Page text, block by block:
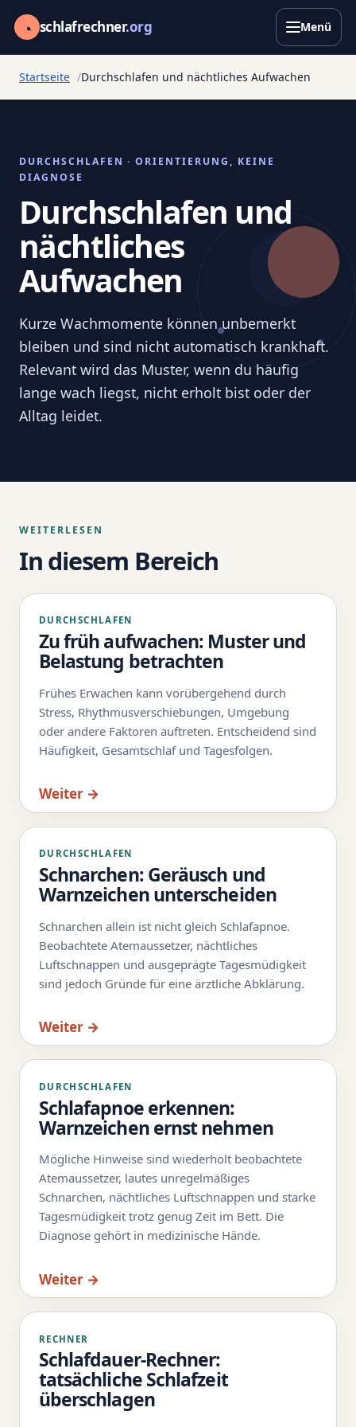
◔ schlafrechner.org Menü
Startseite Durchschlafen und nächtliches Aufwachen
DURCHSCHLAFEN · ORIENTIERUNG, KEINE
DIAGNOSE
Durchschlafen und
nächtliches
Aufwachen
Kurze Wachmomente können unbemerkt
bleiben und sind nicht automatisch krankhaft.
Relevant wird das Muster, wenn du häufig
lange wach liegst, nicht erholt bist oder der
Alltag leidet.
WEITERLESEN
In diesem Bereich
DURCHSCHLAFEN
Zu früh aufwachen: Muster und
Belastung betrachten
Frühes Erwachen kann vorübergehend durch
Stress, Rhythmusverschiebungen, Umgebung
oder andere Faktoren auftreten. Entscheidend sind
Häufigkeit, Gesamtschlaf und Tagesfolgen.
Weiter →
DURCHSCHLAFEN
Schnarchen: Geräusch und
Warnzeichen unterscheiden
Schnarchen allein ist nicht gleich Schlafapnoe.
Beobachtete Atemaussetzer, nächtliches
Luftschnappen und ausgeprägte Tagesmüdigkeit
sind jedoch Gründe für eine ärztliche Abklärung.
Weiter →
DURCHSCHLAFEN
Schlafapnoe erkennen:
Warnzeichen ernst nehmen
Mögliche Hinweise sind wiederholt beobachtete
Atemaussetzer, lautes unregelmäßiges
Schnarchen, nächtliches Luftschnappen und starke
Tagesmüdigkeit trotz genug Zeit im Bett. Die
Diagnose gehört in medizinische Hände.
Weiter →
RECHNER
Schlafdauer-Rechner:
tatsächliche Schlafzeit
überschlagen